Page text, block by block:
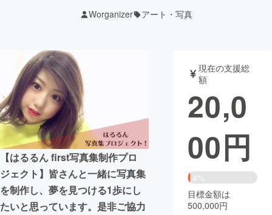
ジェクト
募集終了が近いプ
ロジェクト
アート・写真 音楽
テクノロジー・ガジェット ゲーム・
映像・映画 書籍・雑誌
ビジネス・起業 チャレンジ
まちづくり・地域活性化
Worganizer アート・写真
【はるるん first写真集制作プロ
ジェクト】皆さんと一緒に写真集
を制作し、夢を見つける1歩にし
たいと思っています。是非ご協力
現在の支援総
額
20,0
00円
4%
目標金額は
500,000円